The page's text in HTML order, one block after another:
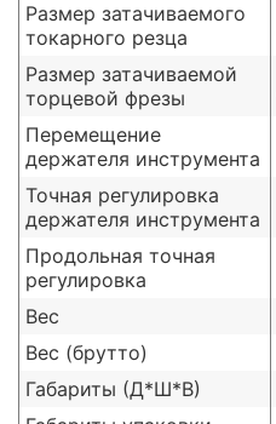
Размер затачиваемого
токарного резца
Размер затачиваемой
торцевой фрезы
Перемещение
держателя инструмента
Точная регулировка
держателя инструмента
Продольная точная
регулировка
Вес
Вес (брутто)
Габариты (Д*Ш*В)